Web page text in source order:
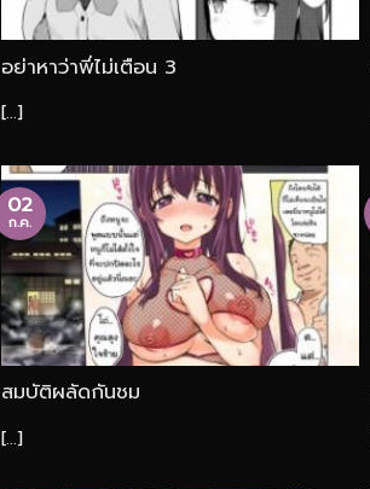
อย่าหาว่าพี่ไม่เตือน 3
[...]
สมบัติผลัดกันชม
[...]
02
ก.ค.